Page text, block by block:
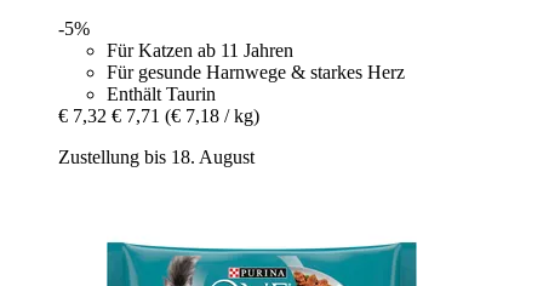
-5%
Für Katzen ab 11 Jahren
Für gesunde Harnwege & starkes Herz
Enthält Taurin
€ 7,32 € 7,71 (€ 7,18 / kg)
Zustellung bis 18. August